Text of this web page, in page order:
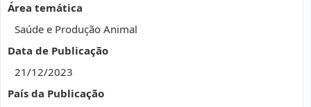
Área temática
Saúde e Produção Animal
Data de Publicação
21/12/2023
País da Publicação